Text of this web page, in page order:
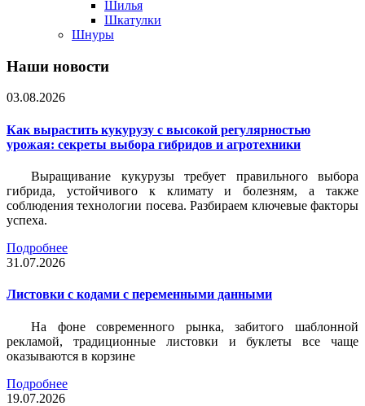
Шилья
Шкатулки
Шнуры
Наши новости
03.08.2026
Как вырастить кукурузу с высокой регулярностью
урожая: секреты выбора гибридов и агротехники
Выращивание кукурузы требует правильного выбора
гибрида, устойчивого к климату и болезням, а также
соблюдения технологии посева. Разбираем ключевые факторы
успеха.
Подробнее
31.07.2026
Листовки c кодами с переменными данными
На фоне современного рынка, забитого шаблонной
рекламой, традиционные листовки и буклеты все чаще
оказываются в корзине
Подробнее
19.07.2026